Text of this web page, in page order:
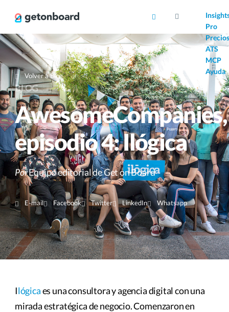
Pro
Precios
ATS
MCP
Ayuda
Volver a Blog
BLOG
AwesomeCompanies,
episodio 4: Ilógica
PorEquipo editorial de Get on Board
E-mail Facebook Twitter LinkedIn Whatsapp
Ilógicaes una consultora y agencia digital con una
mirada estratégica de negocio. Comenzaron en